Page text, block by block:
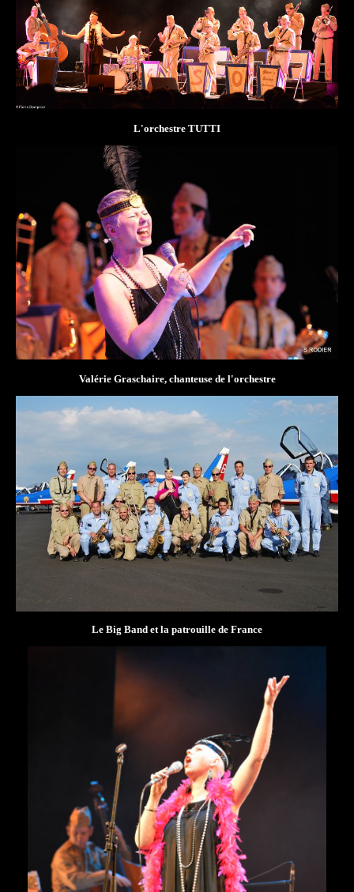
L'orchestre TUTTI
Valérie Graschaire, chanteuse de l'orchestre
Le Big Band et la patrouille de France